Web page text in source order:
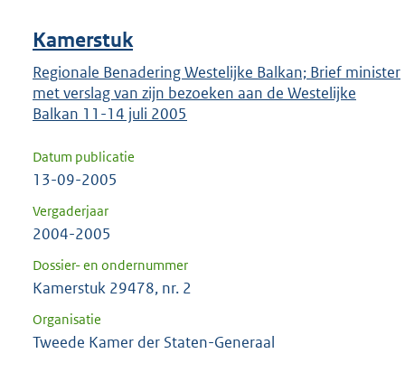
uw
keuze
te
bevestigen.
Kamerstuk
Regionale Benadering Westelijke Balkan; Brief minister
met verslag van zijn bezoeken aan de Westelijke
Balkan 11-14 juli 2005
Datum publicatie
13-09-2005
Vergaderjaar
2004-2005
Dossier- en ondernummer
Kamerstuk 29478, nr. 2
Organisatie
Tweede Kamer der Staten-Generaal